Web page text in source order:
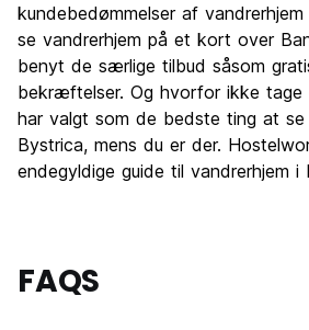
kundebedømmelser af
se vandrerhjem på et kort over
benyt de særlige tilbud såsom
bekræftelser. Og hvorfor ikke
har valgt som de bedste ting at
Bystrica, mens du er der.
endegyldige guide til vandrerhjem i
FAQS